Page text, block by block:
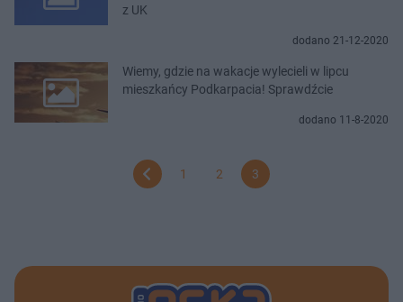
z UK
dodano 21-12-2020
Wiemy, gdzie na wakacje wylecieli w lipcu
mieszkańcy Podkarpacia! Sprawdźcie
dodano 11-8-2020
1 2 3